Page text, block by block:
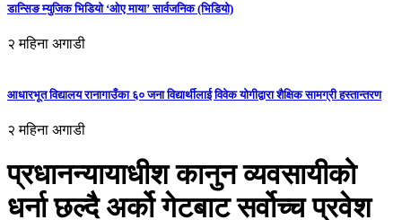
डान्सिङ म्युजिक भिडियो ‘ओए माया’ सार्वजनिक (भिडियो)
२ महिना अगाडी
आधारभूत विद्यालय रानागाउँका ६० जना विद्यार्थीलाई विवेक योगीद्वारा शैक्षिक सामग्री हस्तान्तरण
२ महिना अगाडी
प्रधानन्यायाधीश कानुन व्यवसायीको
धर्ना छल्दै अर्को गेटबाट सर्वोच्च प्रवेश